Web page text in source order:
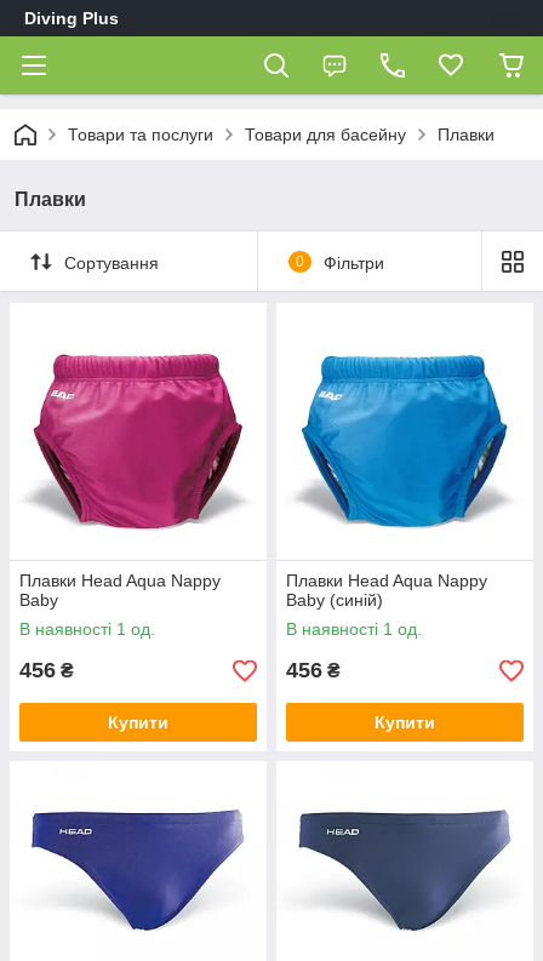
Diving Plus
Товари та послуги Товари для басейну Плавки
Плавки
Сортування 0 Фільтри
Плавки Head Aqua Nappy
Baby
В наявності 1 од.
456 ₴
Купити
Плавки Head Aqua Nappy
Baby (синій)
В наявності 1 од.
456 ₴
Купити